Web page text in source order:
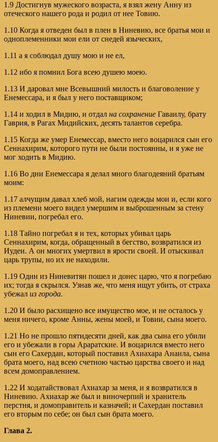
1.9 Достигнув мужеского возраста, я взял жену Анну из
отеческого нашего рода и родил от нее Товию.
1.10 Когда я отведен был в плен в Ниневию, все братья мои и
одноплеменники мои ели от снедей языческих,
1.11 а я соблюдал душу мою и не ел,
1.12 ибо я помнил Бога всею душею моею.
1.13 И даровал мне Всевышний милость и благоволение у
Енемессара, и я был у него поставщиком;
1.14 и ходил в Мидию, и отдал на сохранение Гаваилу, брату
Гаврия, в Рагах Мидийских, десять талантов серебра.
1.15 Когда же умер Енемессар, вместо него воцарился сын его
Сеннахирим, которого пути не были постоянны, и я уже не
мог ходить в Мидию.
1.16 Во дни Енемессара я делал много благодеяний братьям
моим:
1.17 алчущим давал хлеб мой, нагим одежды мои и, если кого
из племени моего видел умершим и выброшенным за стену
Ниневии, погребал его.
1.18 Тайно погребал я и тех, которых убивал царь
Сеннахирим, когда, обращенный в бегство, возвратился из
Иудеи. А он многих умертвил в ярости своей. И отыскивал
царь трупы, но их не находили.
1.19 Один из Ниневитян пошел и донес царю, что я погребаю
их; тогда я скрылся. Узнав же, что меня ищут убить, от страха
убежал из города.
1.20 И было расхищено все имущество мое, и не осталось у
меня ничего, кроме Анны, жены моей, и Товии, сына моего.
1.21 Но не прошло пятидесяти дней, как два сына его убили
его и убежали в горы Араратские. И воцарился вместо него
сын его Сахердан, который поставил Ахиахара Анаила, сына
брата моего, над всею счетною частью царства своего и над
всем домоправлением.
1.22 И ходатайствовал Ахиахар за меня, и я возвратился в
Ниневию. Ахиахар же был и виночерпий и хранитель
перстня, и домоправитель и казначей; и Сахердан поставил
его вторым по себе; он был сын брата моего.
Глава 2.